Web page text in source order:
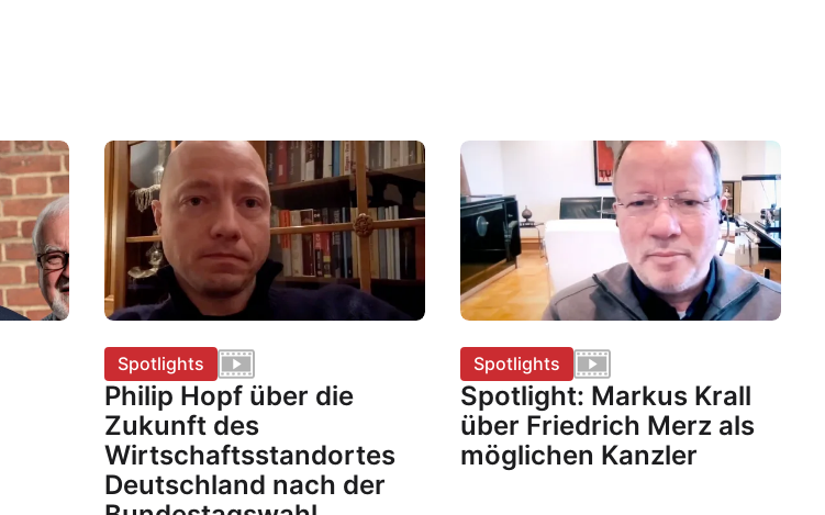
Spotlights
Philip Hopf über die
Zukunft des
Wirtschaftsstandortes
Deutschland nach der
Spotlights
Spotlight: Markus Krall
über Friedrich Merz als
möglichen Kanzler